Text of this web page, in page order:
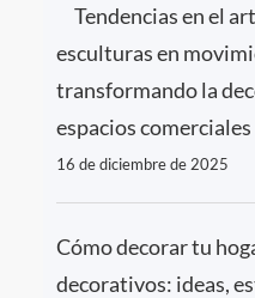
Tendencias en el
esculturas en
transformando la
espacios comerciales
16 de diciembre de 2025
Cómo decorar tu
decorativos: ideas,